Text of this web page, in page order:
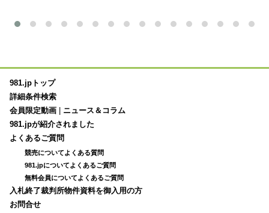
981.jpトップ
詳細条件検索
会員限定動画
ニュース＆コラム
981.jpが紹介されました
よくあるご質問
競売についてよくある質問
981.jpについてよくあるご質問
無料会員についてよくあるご質問
入札終了裁判所物件資料を御入用の方
お問合せ